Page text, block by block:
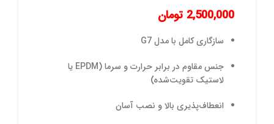
2,500,000 تومان
سازگاری کامل با مدل G7
جنس مقاوم در برابر حرارت و سرما (EPDM یا
لاستیک تقویت‌شده)
انعطاف‌پذیری بالا و نصب آسان